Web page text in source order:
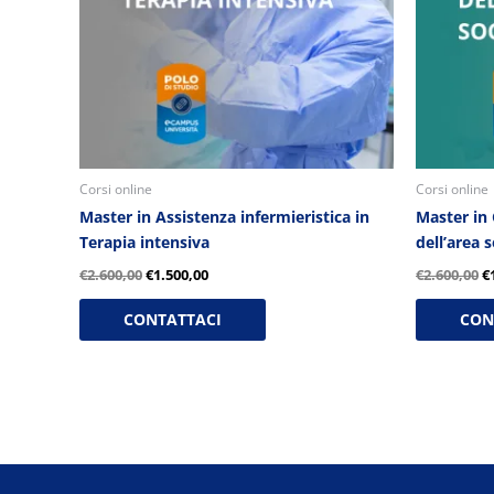
Corsi online
Master in Assistenza infermieristica in
Terapia intensiva
€2.600,00€1.500,00
CONTATTACI
Corsi online
Master in
dell’area
€2.600,00€